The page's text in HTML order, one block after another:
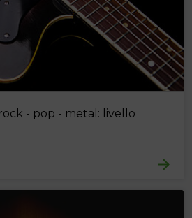
- pop - metal: livello